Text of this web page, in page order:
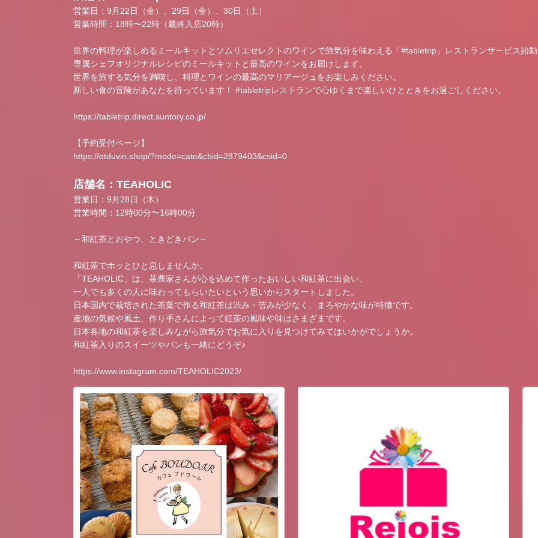
営業日：9月22日（金）、29日（金）、30日（土）
営業時間：18時〜22時（最終入店20時）
世界の料理が楽しめるミールキットとソムリエセレクトのワインで旅気分を味わえる「#tabletrip」レストランサービス始
専属シェフオリジナルレシピのミールキットと最高のワインをお届けします。
世界を旅する気分を満喫し、料理とワインの最高のマリアージュをお楽しみください。
新しい食の冒険があなたを待っています！ #tabletripレストランで心ゆくまで楽しいひとときをお過ごしください。
https://tabletrip.direct.suntory.co.jp/
【予約受付ページ】
https://etduvin.shop/?mode=cate&cbid=2879403&csid=0
店舗名：TEAHOLIC
営業日：9月28日（木）
営業時間：12時00分〜16時00分
～和紅茶とおやつ、ときどきパン～
和紅茶でホッとひと息しませんか。
「TEAHOLIC」は、茶農家さんが心を込めて作ったおいしい和紅茶に出会い、
一人でも多くの人に味わってもらいたいという思いからスタートしました。
日本国内で栽培された茶葉で作る和紅茶は渋み・苦みが少なく、まろやかな味が特徴です。
産地の気候や風土、作り手さんによって紅茶の風味や味はさまざまです。
日本各地の和紅茶を楽しみながら旅気分でお気に入りを見つけてみてはいかがでしょうか。
和紅茶入りのスイーツやパンも一緒にどうぞ♪
https://www.instagram.com/TEAHOLIC2023/